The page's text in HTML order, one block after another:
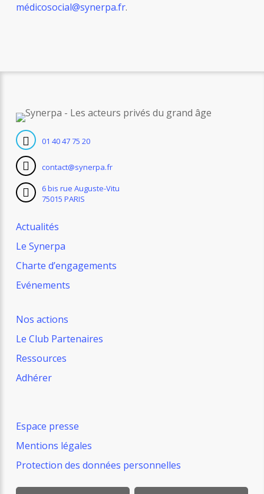
médicosocial@synerpa.fr.
01 40 47 75 20
contact@synerpa.fr
6 bis rue Auguste-Vitu
75015 PARIS
Actualités
Le Synerpa
Charte d’engagements
Evénements
Nos actions
Le Club Partenaires
Ressources
Adhérer
Espace presse
Mentions légales
Protection des données personnelles